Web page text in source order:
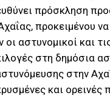
πρόσκληση
προκειμένου
οι αστυνομικοί και
στη δημόσια
στην
και ορεινές